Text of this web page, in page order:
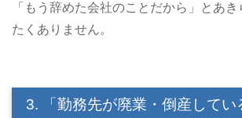
「もう辞めた会社のことだから」とあ
たくありません。
3. 「勤務先が廃業・倒産してい